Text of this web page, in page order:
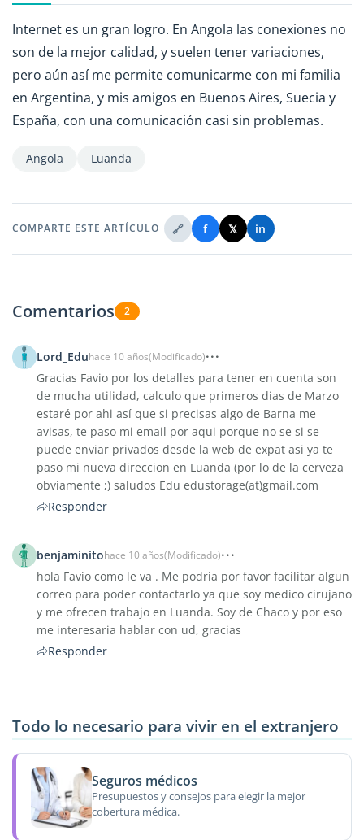
Internet es un gran logro. En Angola las conexiones no
son de la mejor calidad, y suelen tener variaciones,
pero aún así me permite comunicarme con mi familia
en Argentina, y mis amigos en Buenos Aires, Suecia y
España, con una comunicación casi sin problemas.
Angola Luanda
COMPARTE ESTE ARTÍCULO 🔗 f 𝕏 in
Comentarios 2
Lord_Eduhace 10 años(Modificado)
Gracias Favio por los detalles para tener en cuenta son
de mucha utilidad, calculo que primeros dias de Marzo
estaré por ahi así que si precisas algo de Barna me
avisas, te paso mi email por aqui porque no se si se
puede enviar privados desde la web de expat asi ya te
paso mi nueva direccion en Luanda (por lo de la cerveza
obviamente ;) saludos Edu edustorage(at)gmail.com
Responder
benjaminitohace 10 años(Modificado)
hola Favio como le va . Me podria por favor facilitar algun
correo para poder contactarlo ya que soy medico cirujano
y me ofrecen trabajo en Luanda. Soy de Chaco y por eso
me interesaria hablar con ud, gracias
Responder
Todo lo necesario para vivir en el extranjero
Seguros médicos
Presupuestos y consejos para elegir la mejor
cobertura médica.